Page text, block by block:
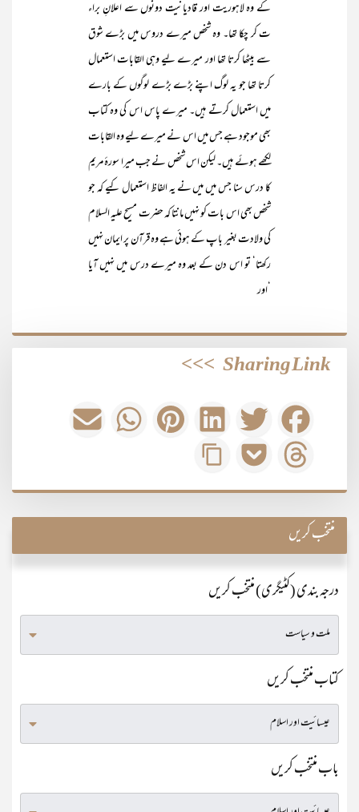
کے وہ لاہوریت اور قادیانیت دونوں سے اعلانِ براء
ت کر چکا تھا۔ وہ شخص میرے دروس میں بڑے شوق
سے بیٹھا کرتا تھا اور میرے لیے وہی القابات استعمال
کرتا تھا جو یہ لوگ اپنے بڑے بڑے لوگوں کے بارے
میں استعمال کرتے ہیں۔ میرے پاس اس کی وہ کتاب
بھی موجود ہے جس میں اس نے میرے لیے وہ القابات
لکھے ہوئے ہیں۔ لیکن اس شخص نے جب میرا سورۂ مریم
کا درس سنا جس میں میں نے یہ الفاظ استعمال کیے کہ جو
شخص بھی اس بات کو نہیں مانتا کہ حضرت مسیح علیہ السلام
کی ولادت بغیر باپ کے ہوئی ہے وہ قرآن پر ایمان نہیں
رکھتا‘ تو اس دن کے بعد وہ میرے درس میں نہیں آیا
‘اور
Sharing Link
>>>
منتخب کریں
درجہ بندی (کٹیگری) منتخب کریں
کتاب منتخب کریں
باب منتخب کریں